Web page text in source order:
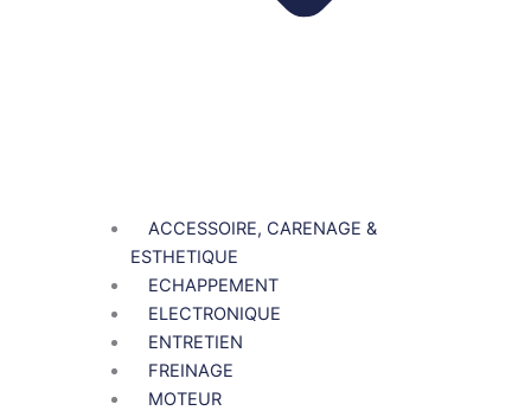
ACCESSOIRE, CARENAGE &
ESTHETIQUE
ECHAPPEMENT
ELECTRONIQUE
ENTRETIEN
FREINAGE
MOTEUR